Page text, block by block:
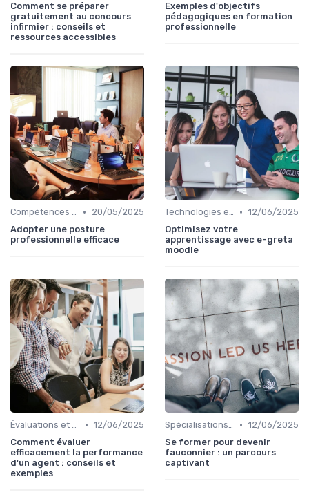
Comment se préparer
gratuitement au concours
infirmier : conseils et
ressources accessibles
Exemples d'objectifs
pédagogiques en formation
professionnelle
Compétences de leadership •
20/05/2025
Adopter une posture
professionnelle efficace
Technologies et informatique • 12/06/2025
Optimisez votre
apprentissage avec e-greta
moodle
Évaluations et tests • 12/06/2025
Comment évaluer
efficacement la performance
d'un agent : conseils et
exemples
Spécialisations sectorielles • 12/06/2025
Se former pour devenir
fauconnier : un parcours
captivant